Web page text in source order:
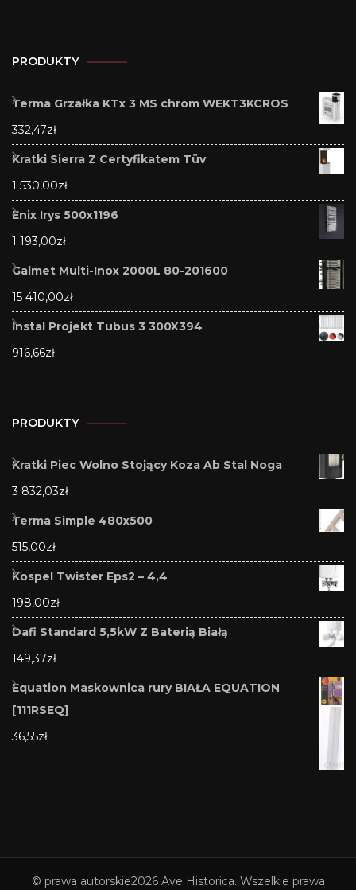
PRODUKTY
Terma Grzałka KTx 3 MS chrom WEKT3KCROS
332,47zł
Kratki Sierra Z Certyfikatem Tüv
1 530,00zł
Enix Irys 500x1196
1 193,00zł
Galmet Multi-Inox 2000L 80-201600
15 410,00zł
Instal Projekt Tubus 3 300X394
916,66zł
PRODUKTY
Kratki Piec Wolno Stojący Koza Ab Stal Noga
3 832,03zł
Terma Simple 480x500
515,00zł
Kospel Twister Eps2 – 4,4
198,00zł
Dafi Standard 5,5kW Z Baterią Białą
149,37zł
Equation Maskownica rury BIAŁA EQUATION
[111RSEQ]
36,55zł
© prawa autorskie2026 Ave Historica. Wszelkie prawa